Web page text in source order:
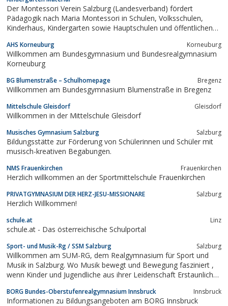
Der Montessori Verein Salzburg (Landesverband) fördert
Pädagogik nach Maria Montessori in Schulen, Volksschulen,
Kinderhaus, Kindergarten sowie Hauptschulen und öffentlichen
Integration Freiarbeit.
AHS Korneuburg Korneuburg
Willkommen am Bundesgymnasium und Bundesrealgymnasium
Korneuburg
BG Blumenstraße – Schulhomepage Bregenz
Willkommen am Bundesgymnasium Blumenstraße in Bregenz
Mittelschule Gleisdorf Gleisdorf
Willkommen in der Mittelschule Gleisdorf
Musisches Gymnasium Salzburg Salzburg
Bildungsstätte zur Förderung von Schülerinnen und Schüler mit
musisch-kreativen Begabungen.
NMS Frauenkirchen Frauenkirchen
Herzlich willkommen an der Sportmittelschule Frauenkirchen
PRIVATGYMNASIUM DER HERZ-JESU-MISSIONARE Salzburg
Herzlich Willkommen!
schule.at Linz
schule.at - Das österreichische Schulportal
Sport- und Musik-Rg / SSM Salzburg Salzburg
Willkommen am SUM-RG, dem Realgymnasium für Sport und
Musik in Salzburg. Wo Musik bewegt und Bewegung fasziniert ,
wenn Kinder und Jugendliche aus ihrer Leidenschaft Erstaunliches
BORG Bundes-Oberstufenrealgymnasium Innsbruck Innsbruck
Informationen zu Bildungsangeboten am BORG Innsbruck